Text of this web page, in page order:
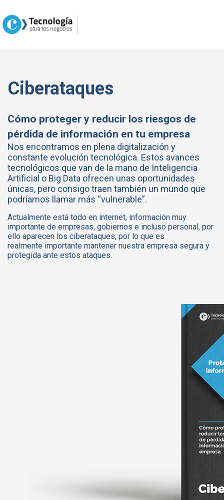
Ciberataques
Cómo proteger y reducir los riesgos de
pérdida de información en tu empresa
Nos encontramos en plena digitalización y
constante evolución tecnológica. Estos avances
tecnológicos que van de la mano de Inteligencia
Artificial o Big Data ofrecen unas oportunidades
únicas, pero consigo traen también un mundo que
podríamos llamar más “vulnerable”.
Actualmente está todo en internet, información muy
importante de empresas, gobiernos e incluso personal, por
ello aparecen los ciberataques, por lo que es
realmente importante mantener nuestra empresa segura y
protegida ante estos ataques.